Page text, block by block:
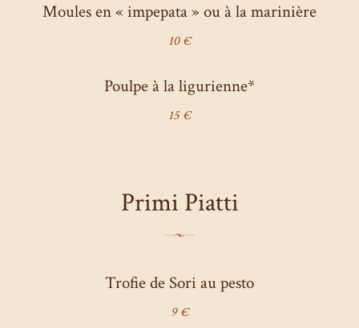
Moules en « impepata » ou à la marinière
10 €
Poulpe à la ligurienne*
15 €
Primi Piatti
Trofie de Sori au pesto
9 €